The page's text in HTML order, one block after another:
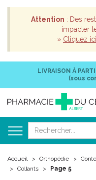
Attention : Des
impacter
» Cliquez
LIVRAISON À
(sous
Accueil Orthopédie
Collants
Page 5